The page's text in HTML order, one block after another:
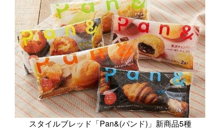
スタイルブレッド「Pan&(パンド)」新商品5種